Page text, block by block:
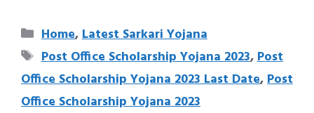
Categories
Home,Latest Sarkari Yojana
Tags
Post Office Scholarship Yojana 2023,Post
Office Scholarship Yojana 2023 Last Date,Post
Office Scholarship Yojana 2023